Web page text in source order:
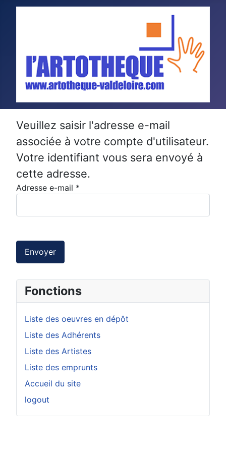
Fonctions
Liste des oeuvres en dépôt
Liste des Adhérents
Liste des Artistes
Liste des emprunts
Accueil du site
logout
Veuillez saisir l'adresse e-mail
associée à votre compte d'utilisateur.
Votre identifiant vous sera envoyé à
cette adresse.
Adresse e-mail *
Envoyer